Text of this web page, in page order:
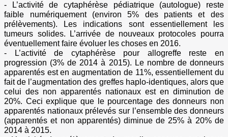
- L’activité de cytaphérèse pédiatrique (autologue) reste
faible numériquement (environ 5% des patients et des
prélèvements). Les indications sont essentiellement les
tumeurs solides. L’arrivée de nouveaux protocoles pourra
éventuellement faire évoluer les choses en 2016.
- L’activité de cytaphérèse pour allogreffe reste en
progression (3% de 2014 à 2015). Le nombre de donneurs
apparentés est en augmentation de 11%, essentiellement du
fait de l’augmentation des greffes haplo-identiques, alors que
celui des non apparentés nationaux est en diminution de
20%. Ceci explique que le pourcentage des donneurs non
apparentés nationaux prélevés sur l’ensemble des donneurs
(apparentés et non apparentés) diminue de 25% à 20% de
2014 à 2015.